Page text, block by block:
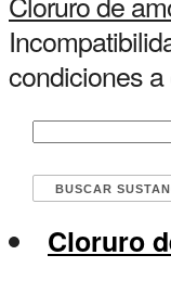
condiciones a
Cloruro